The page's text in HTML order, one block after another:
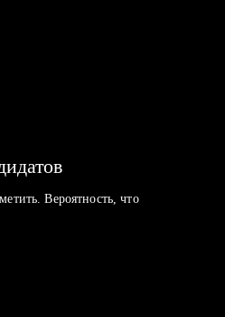
Вероятность, что